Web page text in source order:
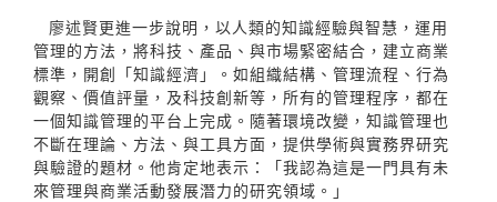
廖述賢更進一步說明，以人類的知識經驗與智慧，運用
管理的方法，將科技、產品、與市場緊密結合，建立商業
標準，開創「知識經濟」。如組織結構、管理流程、行為
觀察、價值評量，及科技創新等，所有的管理程序，都在
一個知識管理的平台上完成。隨著環境改變，知識管理也
不斷在理論、方法、與工具方面，提供學術與實務界研究
與驗證的題材。他肯定地表示：「我認為這是一門具有未
來管理與商業活動發展潛力的研究領域。」